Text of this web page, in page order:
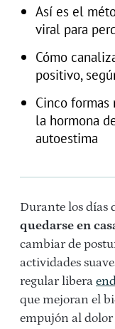
Así es el
viral para
Cómo
positivo,
Cinco formas
la hormona
autoestima
Durante los días
quedarse en
cambiar de
actividades
regular libera
que mejoran el
empujón al dolor